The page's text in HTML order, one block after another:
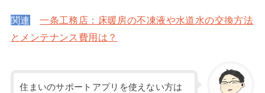
関連
一条工務店：床暖房の不凍液や水道水の交換方法
とメンテナンス費用は？
住まいのサポートアプリを使えない方は